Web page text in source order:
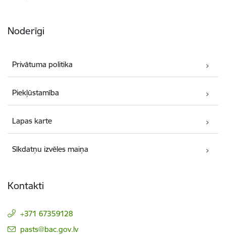
Noderīgi
Privātuma politika
Piekļūstamība
Lapas karte
Sīkdatņu izvēles maiņa
Kontakti
+371 67359128
E-pasts:
pasts@bac.gov.lv